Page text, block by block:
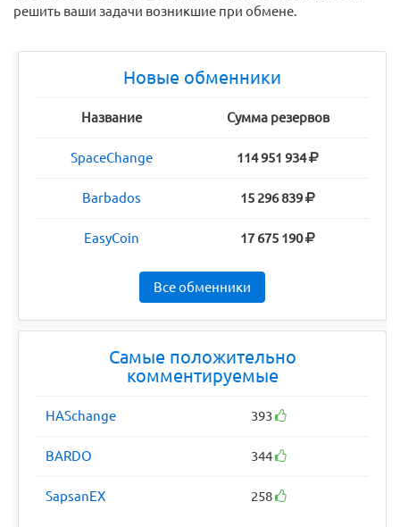
решить ваши задачи возникшие при обмене.
Новые обменники
Название Сумма резервов
SpaceChange 114 951 934
Barbados 15 296 839
EasyCoin 17 675 190
Все обменники
Самые положительно
комментируемые
HASchange 393
BARDO 344
SapsanEX 258